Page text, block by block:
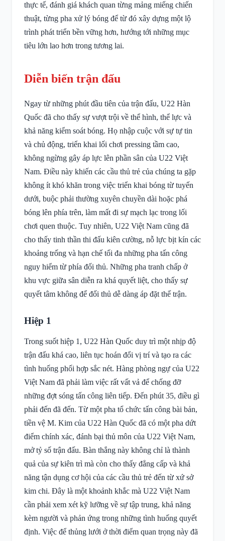
thực tế, đánh giá khách quan từng mảng miếng chiến
thuật, từng pha xử lý bóng để từ đó xây dựng một lộ
trình phát triển bền vững hơn, hướng tới những mục
tiêu lớn lao hơn trong tương lai.
Diễn biến trận đấu
Ngay từ những phút đầu tiên của trận đấu, U22 Hàn
Quốc đã cho thấy sự vượt trội về thể hình, thể lực và
khả năng kiểm soát bóng. Họ nhập cuộc với sự tự tin
và chủ động, triển khai lối chơi pressing tầm cao,
không ngừng gây áp lực lên phần sân của U22 Việt
Nam. Điều này khiến các cầu thủ trẻ của chúng ta gặp
không ít khó khăn trong việc triển khai bóng từ tuyến
dưới, buộc phải thường xuyên chuyền dài hoặc phá
bóng lên phía trên, làm mất đi sự mạch lạc trong lối
chơi quen thuộc. Tuy nhiên, U22 Việt Nam cũng đã
cho thấy tinh thần thi đấu kiên cường, nỗ lực bịt kín các
khoảng trống và hạn chế tối đa những pha tấn công
nguy hiểm từ phía đối thủ. Những pha tranh chấp ở
khu vực giữa sân diễn ra khá quyết liệt, cho thấy sự
quyết tâm không để đối thủ dễ dàng áp đặt thế trận.
Hiệp 1
Trong suốt hiệp 1, U22 Hàn Quốc duy trì một nhịp độ
trận đấu khá cao, liên tục hoán đổi vị trí và tạo ra các
tình huống phối hợp sắc nét. Hàng phòng ngự của U22
Việt Nam đã phải làm việc rất vất vả để chống đỡ
những đợt sóng tấn công liên tiếp. Đến phút 35, điều gì
phải đến đã đến. Từ một pha tổ chức tấn công bài bản,
tiền vệ M. Kim của U22 Hàn Quốc đã có một pha dứt
điểm chính xác, đánh bại thủ môn của U22 Việt Nam,
mở tỷ số trận đấu. Bàn thắng này không chỉ là thành
quả của sự kiên trì mà còn cho thấy đẳng cấp và khả
năng tận dụng cơ hội của các cầu thủ trẻ đến từ xứ sở
kim chi. Đây là một khoảnh khắc mà U22 Việt Nam
cần phải xem xét kỹ lưỡng về sự tập trung, khả năng
kèm người và phản ứng trong những tình huống quyết
định. Việc để thủng lưới ở thời điểm quan trọng này đã